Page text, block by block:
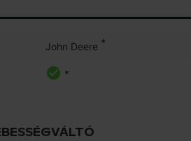
John Deere *
*